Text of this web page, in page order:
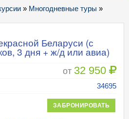
» Многодневные туры »
Беларуси (с
3 дня + ж/д или авиа)
от 32 950
34695
ЗАБРОНИРОВАТЬ